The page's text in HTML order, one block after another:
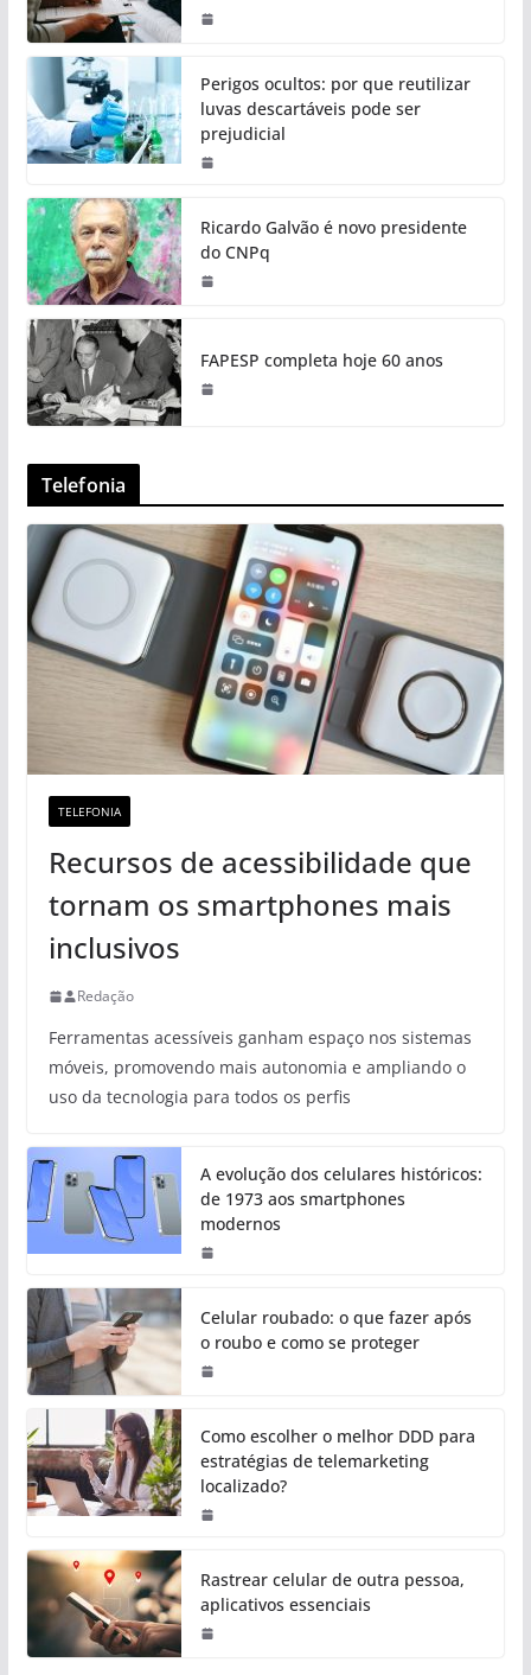
Perigos ocultos: por que reutilizar
luvas descartáveis pode ser
prejudicial
Ricardo Galvão é novo presidente
do CNPq
FAPESP completa hoje 60 anos
Telefonia
TELEFONIA
Recursos de acessibilidade que
tornam os smartphones mais
inclusivos
Redação
Ferramentas acessíveis ganham espaço nos sistemas
móveis, promovendo mais autonomia e ampliando o
uso da tecnologia para todos os perfis
A evolução dos celulares históricos:
de 1973 aos smartphones
modernos
Celular roubado: o que fazer após
o roubo e como se proteger
Como escolher o melhor DDD para
estratégias de telemarketing
localizado?
Rastrear celular de outra pessoa,
aplicativos essenciais